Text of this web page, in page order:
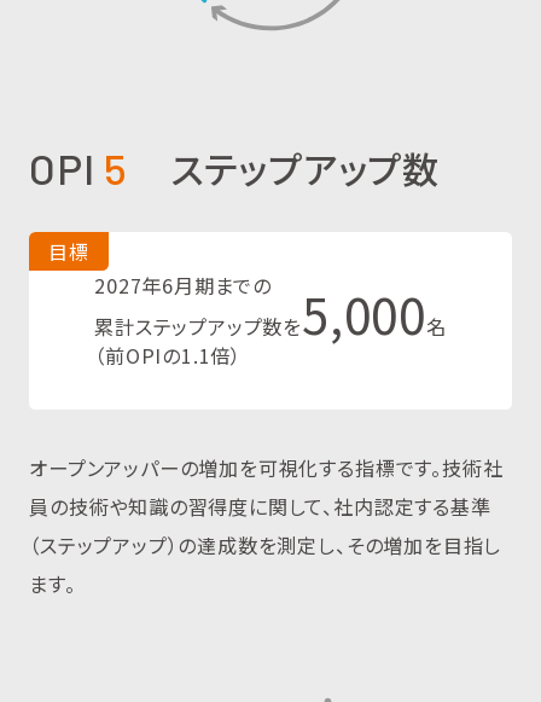
OPI 5 ステップアップ数
目標
2027年6月期までの
累計ステップアップ数を5,000名
（前OPIの1.1倍）
オープンアッパーの増加を可視化する指標です。技術社
員の技術や知識の習得度に関して、社内認定する基準
（ステップアップ）の達成数を測定し、その増加を目指し
ます。